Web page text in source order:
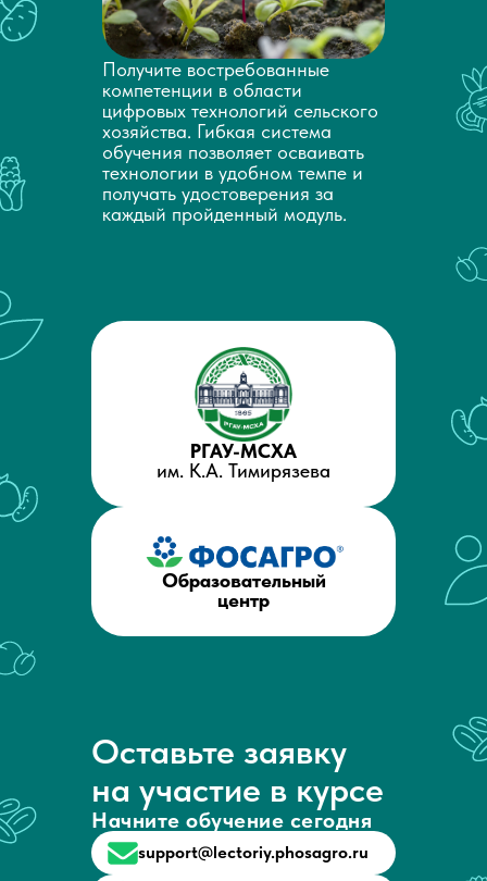
РГАУ-МСХА
им. К.А. Тимирязева
Образовательный
центр
Получите востребованные
компетенции в области
цифровых технологий сельского
хозяйства. Гибкая система
обучения позволяет осваивать
технологии в удобном темпе и
получать удостоверения за
каждый пройденный модуль.
Оставьте заявку
на участие в курсе
Начните обучение сегодня
support@lectoriy.phosagro.ru